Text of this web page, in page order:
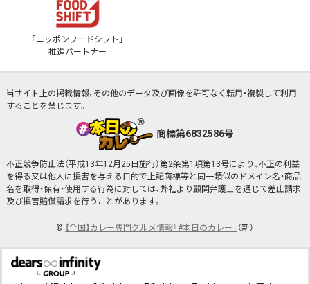
「ニッポンフードシフト」
推進パートナー
当サイト上の掲載情報、その他のデータ及び画像を許可なく転用・複製して利用
することを禁じます。
商標第6832586号
不正競争防止法（平成13年12月25日施行）第2条第1項第13号により、不正の利益
を得る又は他人に損害を与える目的で上記商標等と同一類似のドメイン名・商品
名を取得・保有・使用する行為に対しては、弊社より顧問弁護士を通じて差止請求
及び損害賠償請求を行うことがあります。
© 【全国】カレー専門グルメ情報「#本日のカレー」 （新）